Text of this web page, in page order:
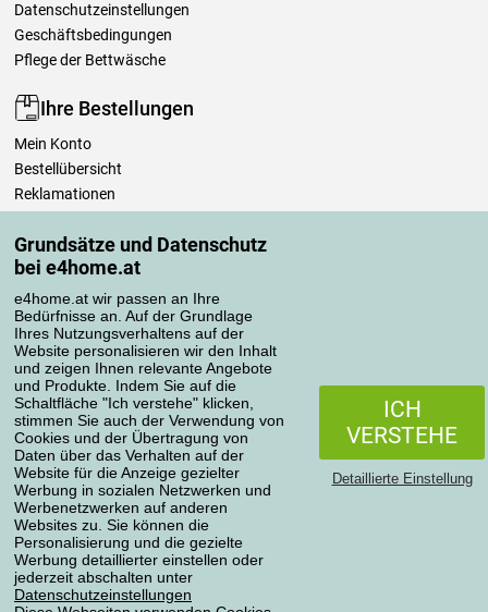
Grundsätze und Datenschutz
bei e4home.at
e4home.at wir passen an Ihre
Bedürfnisse an. Auf der Grundlage
Ihres Nutzungsverhaltens auf der
Website personalisieren wir den Inhalt
und zeigen Ihnen relevante Angebote
und Produkte. Indem Sie auf die
Schaltfläche "Ich verstehe" klicken,
stimmen Sie auch der Verwendung von
Cookies und der Übertragung von
Daten über das Verhalten auf der
Website für die Anzeige gezielter
Werbung in sozialen Netzwerken und
Werbenetzwerken auf anderen
Websites zu. Sie können die
Personalisierung und die gezielte
Werbung detaillierter einstellen oder
jederzeit abschalten unter
Datenschutzeinstellungen
ICH
VERSTEHE
Detaillierte Einstellung
Datenschutzeinstellungen
Geschäftsbedingungen
Pflege der Bettwäsche
Ihre Bestellungen
Mein Konto
Bestellübersicht
Reklamationen
Einfach mehr wissen
Richtlinien zur Verarbeitung von Bewertungen
Transportarten
Zahlungsmethoden
Datenschutzerklärung